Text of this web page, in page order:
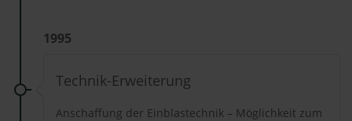
1995
Technik-Erweiterung
Anschaffung der Einblastechnik – Möglichkeit zum